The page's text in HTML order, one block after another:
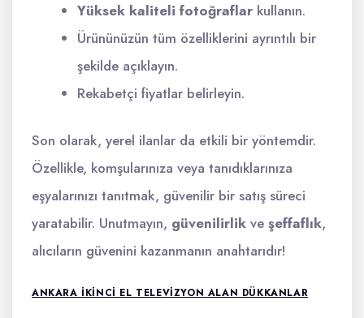
Yüksek kaliteli fotoğraflar kullanın.
Ürününüzün tüm özelliklerini ayrıntılı bir
şekilde açıklayın.
Rekabetçi fiyatlar belirleyin.
Son olarak, yerel ilanlar da etkili bir yöntemdir.
Özellikle, komşularınıza veya tanıdıklarınıza
eşyalarınızı tanıtmak, güvenilir bir satış süreci
yaratabilir. Unutmayın, güvenilirlik ve şeffaflık,
alıcıların güvenini kazanmanın anahtarıdır!
ANKARA IKINCI EL TELEVIZYON ALAN DÜKKANLAR